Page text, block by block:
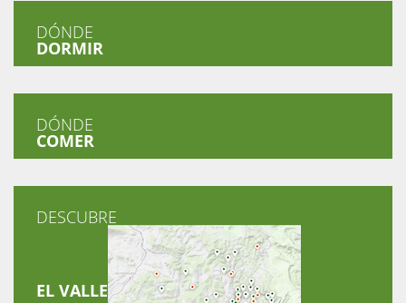
DÓNDE
DORMIR
DÓNDE
COMER
DESCUBRE
EL VALLE